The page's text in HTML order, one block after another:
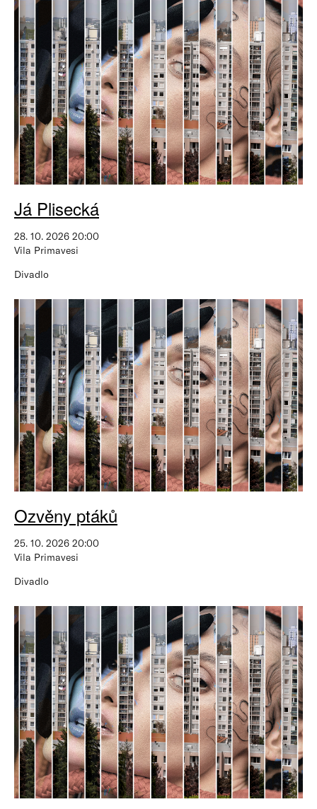
Já Plisecká
28. 10. 2026 20:00
Vila Primavesi
Divadlo
Ozvěny ptáků
25. 10. 2026 20:00
Vila Primavesi
Divadlo